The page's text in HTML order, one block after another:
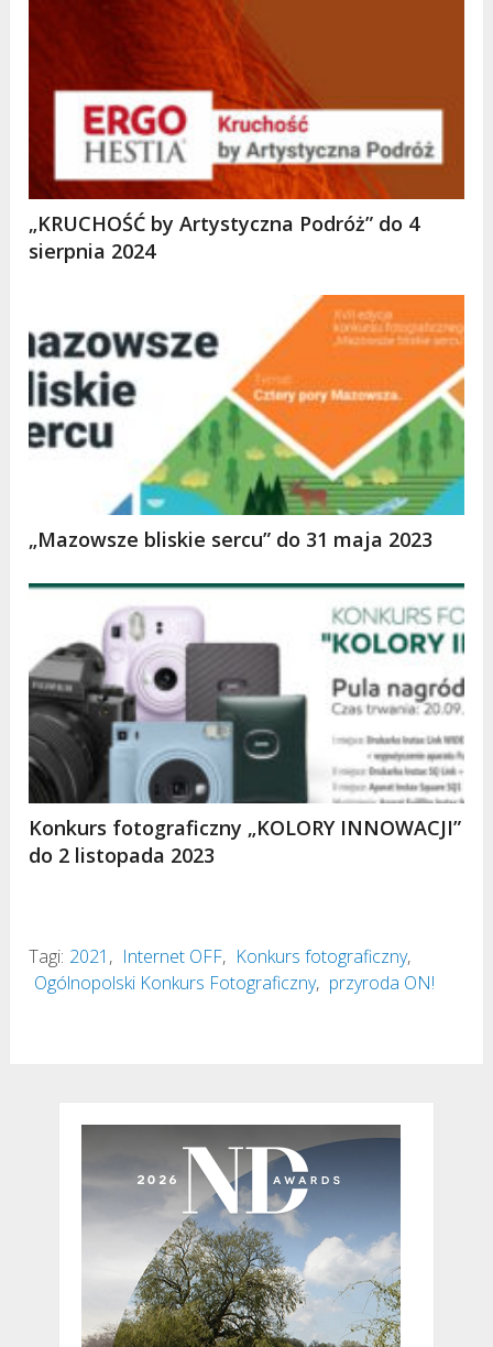
„KRUCHOŚĆ by Artystyczna Podróż” do 4
sierpnia 2024
„Mazowsze bliskie sercu” do 31 maja 2023
Konkurs fotograficzny „KOLORY INNOWACJI”
do 2 listopada 2023
Tagi: 2021 , Internet OFF, Konkurs fotograficzny,
Ogólnopolski Konkurs Fotograficzny, przyroda ON!